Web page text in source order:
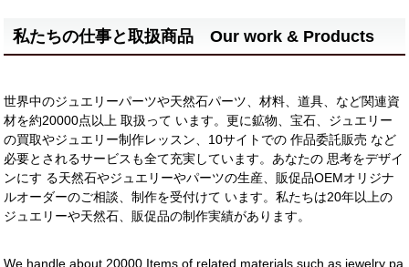
私たちの仕事と取扱商品 Our work & Products
世界中のジュエリーパーツや天然石パーツ、材料、道具、など関連資
材を約20000点以上 取扱って います。更に鉱物、宝石、ジュエリー
の買取やジュエリー制作レッスン、10サイトでの 作品委託販売 など
必要とされるサービスも全て充実しています。あなたの 思考をデザイ
ンにす る天然石やジュエリーやパーツの生産、販促品OEMオリジナ
ルオーダーのご相談、制作を受付けて います。私たちは20年以上の
ジュエリーや天然石、販促品の制作実績があります。
We handle about 20000 Items of related materials such as jewelry pa